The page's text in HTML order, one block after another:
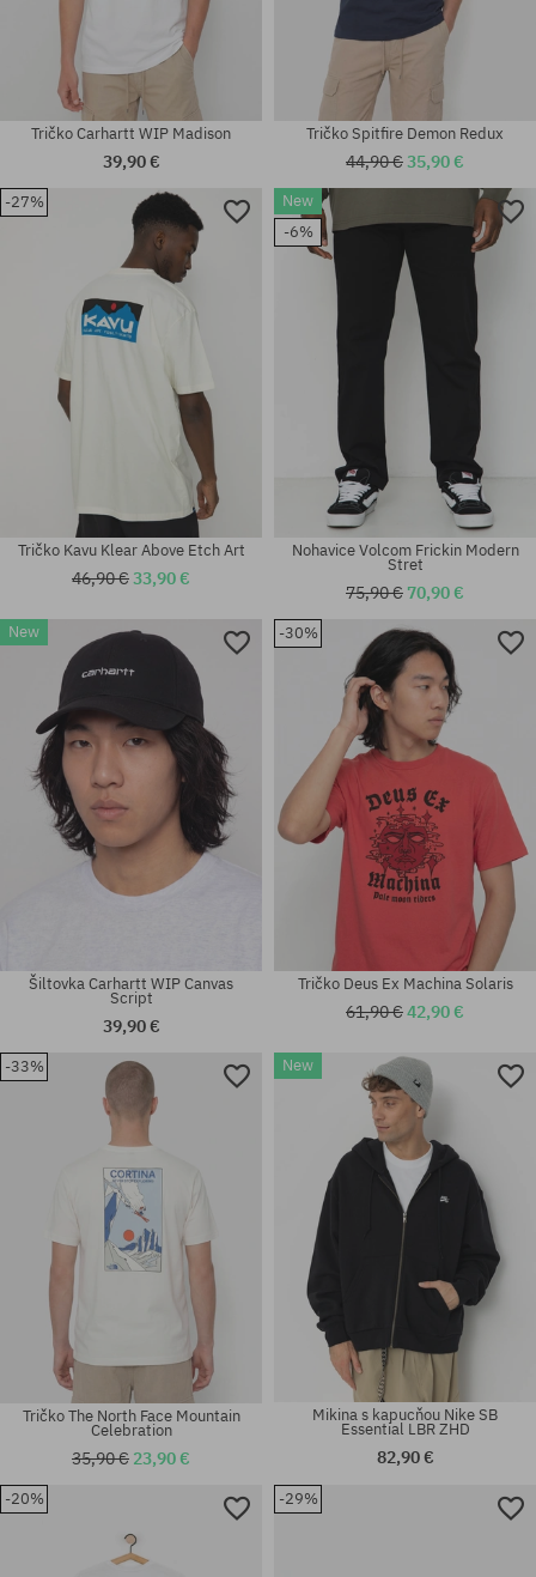
Dostupné veľkosti:
Dostupné veľkosti:
M
Dostupné veľkosti:
S; M; L; XL; XXL
Tričko Carhartt WIP Madison
39,90 €
Dostupné veľkosti:
Tričko Spitfire Demon Redux
44,90 €35,90 €
-27%
Dostupné veľkosti:
Tričko Kavu Klear Above Etch Art
46,90 €33,90 €
New
-6%
30X32; 31X32; 32X30; 32X32;
33X32; 33X34; 34X32; 34X34;
Nohavice Volcom Frickin Modern
Stret
75,90 € 70,90 €
New
univerzálna veľkosť
Šiltovka Carhartt WIP Canvas
Script
39,90 €
-30%
Dostupné veľkosti:
Tričko Deus Ex Machina Solaris
61,90 €42,90 €
-33%
Tričko The North Face Mountain
Celebration
35,90 € 23,90 €
New
Mikina s kapucňou Nike SB
Essential LBR ZHD
82,90 €
-20% -29%